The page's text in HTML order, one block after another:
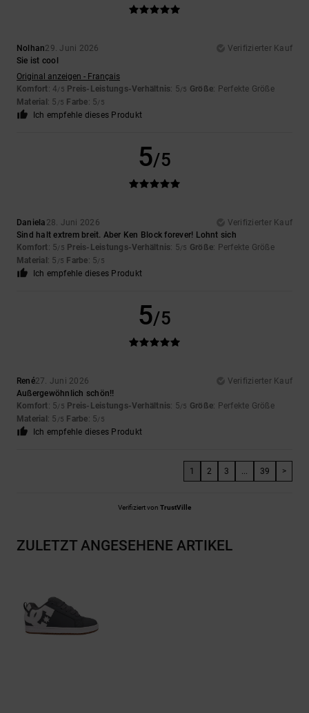
Nolhan29. Juni 2026
Verifizierter Kauf
Sie ist cool
Original anzeigen - Français
Komfort: 4/5 Preis-Leistungs-Verhältnis: 5/5 Größe: Perfekte Größe
Material : 5 /5 Farbe: 5/5
Ich empfehle dieses Produkt
5/5
Daniela 28. Juni 2026
Verifizierter Kauf
Sind halt extrem breit. Aber Ken Block forever! Lohnt sich
Komfort: 5/5 Preis-Leistungs-Verhältnis: 5/5 Größe: Perfekte Größe
Material : 5 /5 Farbe: 5/5
Ich empfehle dieses Produkt
5/5
René27. Juni 2026
Verifizierter Kauf
Außergewöhnlich schön!!
Komfort: 5/5 Preis-Leistungs-Verhältnis: 5/5 Größe: Perfekte Größe
Material : 5 /5 Farbe: 5/5
Ich empfehle dieses Produkt
1 2 3 ... 39 >
Verifiziert von TrustVille
ZULETZT ANGESEHENE ARTIKEL